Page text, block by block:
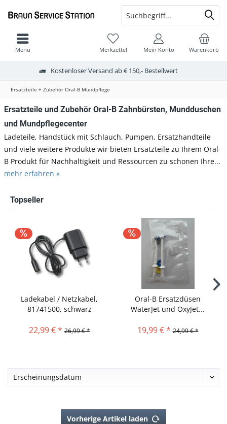
Kostenloser Versand ab € 150,- Bestellwert
Warenkorb
Merkzettel Mein Konto
Menü
Ersatzteile + Zubehör Oral-B Mundpflege
Ersatzteile und Zubehör Oral-B Zahnbürsten, Mundduschen
und Mundpflegecenter
Ladeteile, Handstück mit Schlauch, Pumpen, Ersatzhandteile
und viele weitere Produkte wir bieten Ersatzteile zu Ihrem Oral-
B Produkt für Nachhaltigkeit und Ressourcen zu schonen Ihre...
mehr erfahren »
Topseller
Ladekabel / Netzkabel,
81741500, schwarz
22,99 € * 26,99 € *
Oral-B Ersatzdüsen
WaterJet und OxyJet...
19,99 € * 24,99 € *
Vorherige Artikel laden